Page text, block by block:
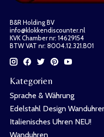
B&R Holding BV
info@klokkendiscounter.nl
KVK Chamber nr: 14629154
BTW VAT nr: 8004.12.321.B01
Kategorien
Sprache & Währung
Edelstahl Design
Italienisches Uhren NEU!
Wanduhren